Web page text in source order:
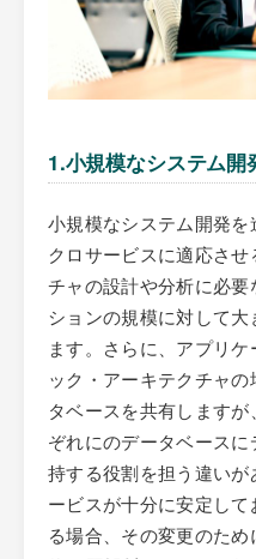
1.小規模なシステム開
小規模なシステム開発
クロサービスに適応さ
チャの設計や分析に必
ションの規模に対して
ます。さらに、アプリ
ック・アーキテクチャ
タベースを共有します
ぞれにのデータベース
持する役割を担う違い
ービスが十分に安定し
る場合、その変更のた